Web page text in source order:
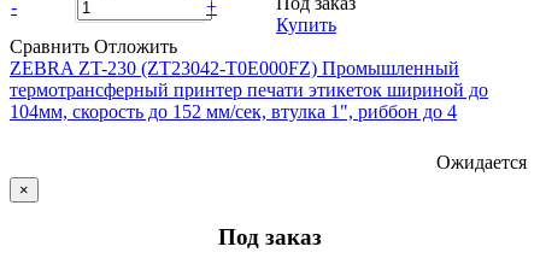
- +
Купить
Сравнить Отложить
ZEBRA ZT-230 (ZT23042-T0E000FZ) Промышленный
термотрансферный принтер печати этикеток шириной до
104мм, скорость до 152 мм/сек, втулка 1", риббон до 4
Ожидается
×
Под заказ